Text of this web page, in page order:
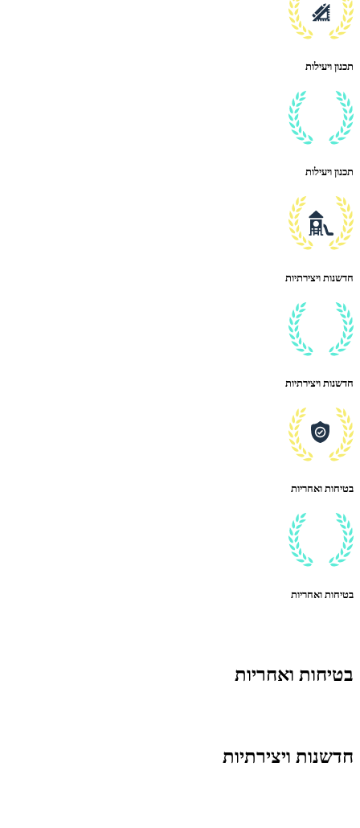
תכנון ויעילות
תכנון ויעילות
חדשנות ויצירתיות
חדשנות ויצירתיות
בטיחות ואחריות
בטיחות ואחריות
בטיחות ואחריות
חדשנות ויצירתיות